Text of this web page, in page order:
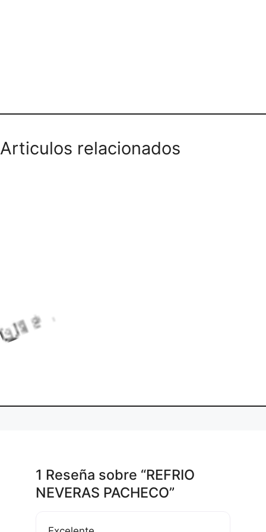
Articulos relacionados
i
1 Reseña sobre “REFRIO
NEVERAS PACHECO”